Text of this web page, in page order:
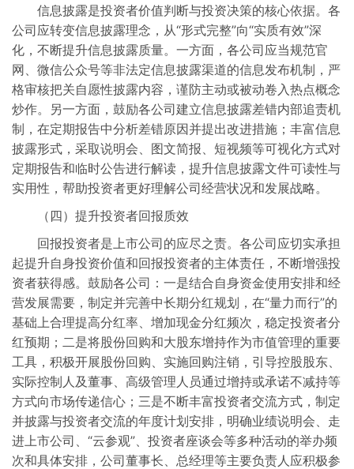
信息披露是投资者价值判断与投资决策的核心依据。各
公司应转变信息披露理念，从“形式完整”向“实质有效”深
化，不断提升信息披露质量。一方面，各公司应当规范官
网、微信公众号等非法定信息披露渠道的信息发布机制，严
格审核把关自愿性披露内容，谨防主动或被动卷入热点概念
炒作。另一方面，鼓励各公司建立信息披露差错内部追责机
制，在定期报告中分析差错原因并提出改进措施；丰富信息
披露形式，采取说明会、图文简报、短视频等可视化方式对
定期报告和临时公告进行解读，提升信息披露文件可读性与
实用性，帮助投资者更好理解公司经营状况和发展战略。
（四）提升投资者回报质效
回报投资者是上市公司的应尽之责。各公司应切实承担
起提升自身投资价值和回报投资者的主体责任，不断增强投
资者获得感。鼓励各公司：一是结合自身资金使用安排和经
营发展需要，制定并完善中长期分红规划，在“量力而行”的
基础上合理提高分红率、增加现金分红频次，稳定投资者分
红预期；二是将股份回购和大股东增持作为市值管理的重要
工具，积极开展股份回购、实施回购注销，引导控股股东、
实际控制人及董事、高级管理人员通过增持或承诺不减持等
方式向市场传递信心；三是不断丰富投资者交流方式，制定
并披露与投资者交流的年度计划安排，明确业绩说明会、走
进上市公司、“云参观”、投资者座谈会等多种活动的举办频
次和具体安排，公司董事长、总经理等主要负责人应积极参